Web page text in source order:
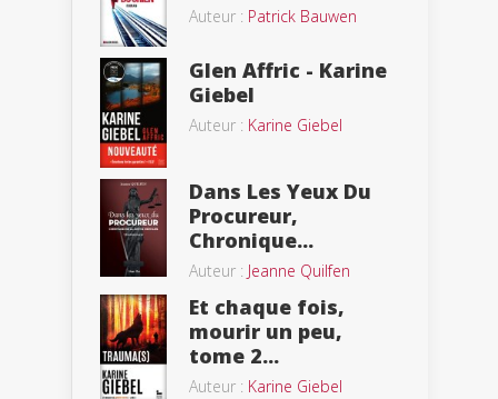
Auteur : Patrick Bauwen
Glen Affric - Karine
Giebel
Auteur : Karine Giebel
Dans Les Yeux Du
Procureur,
Chronique...
Auteur : Jeanne Quilfen
Et chaque fois,
mourir un peu,
tome 2...
Auteur : Karine Giebel